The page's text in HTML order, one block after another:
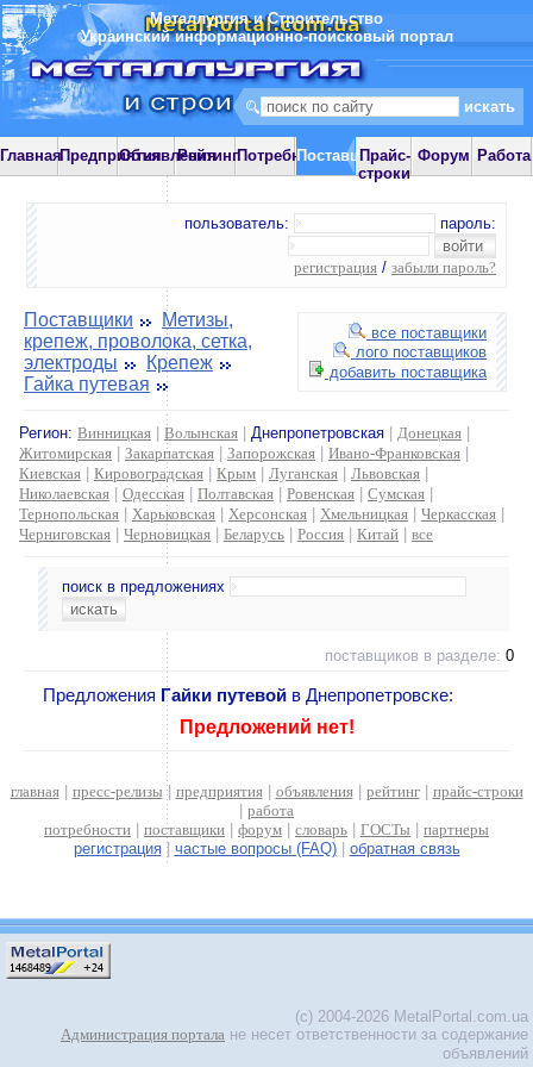
Металлургия и Строительство
Украинский информационно-поисковый портал
ГлавнаяПредприятияОбъявления
РейтингПотребностиПоставщики
Прайс-
строки
Форум Работа
пользователь: пароль:
регистрация / забыли пароль?
все поставщики
лого поставщиков
добавить поставщика
Поставщики
Метизы,
крепеж, проволока, сетка,
электроды
Крепеж
Гайка путевая
Регион: Винницкая Волынская Днепропетровская Донецкая
Житомирская
Закарпатская Запорожская Ивано-Франковская
Киевская
Кировоградская Крым Луганская Львовская
Николаевская
Одесская Полтавская Ровенская Сумская
Тернопольская
Харьковская Херсонская Хмельницкая Черкасская
Черниговская
Черновицкая Беларусь Россия Китай все
поиск в предложениях
поставщиков в разделе: 0
Предложения Гайки путевой в Днепропетровске:
Предложений нет!
главная| пресс-релизы | предприятия| объявления| рейтинг| прайс-строки
работа
потребности
поставщики форум словарь ГОСТы
партнеры
регистрация| частые вопросы (FAQ)| обратная связь
(c) 2004-2026 MetalPortal.com.ua
Администрация портала не несет ответственности за содержание
объявлений